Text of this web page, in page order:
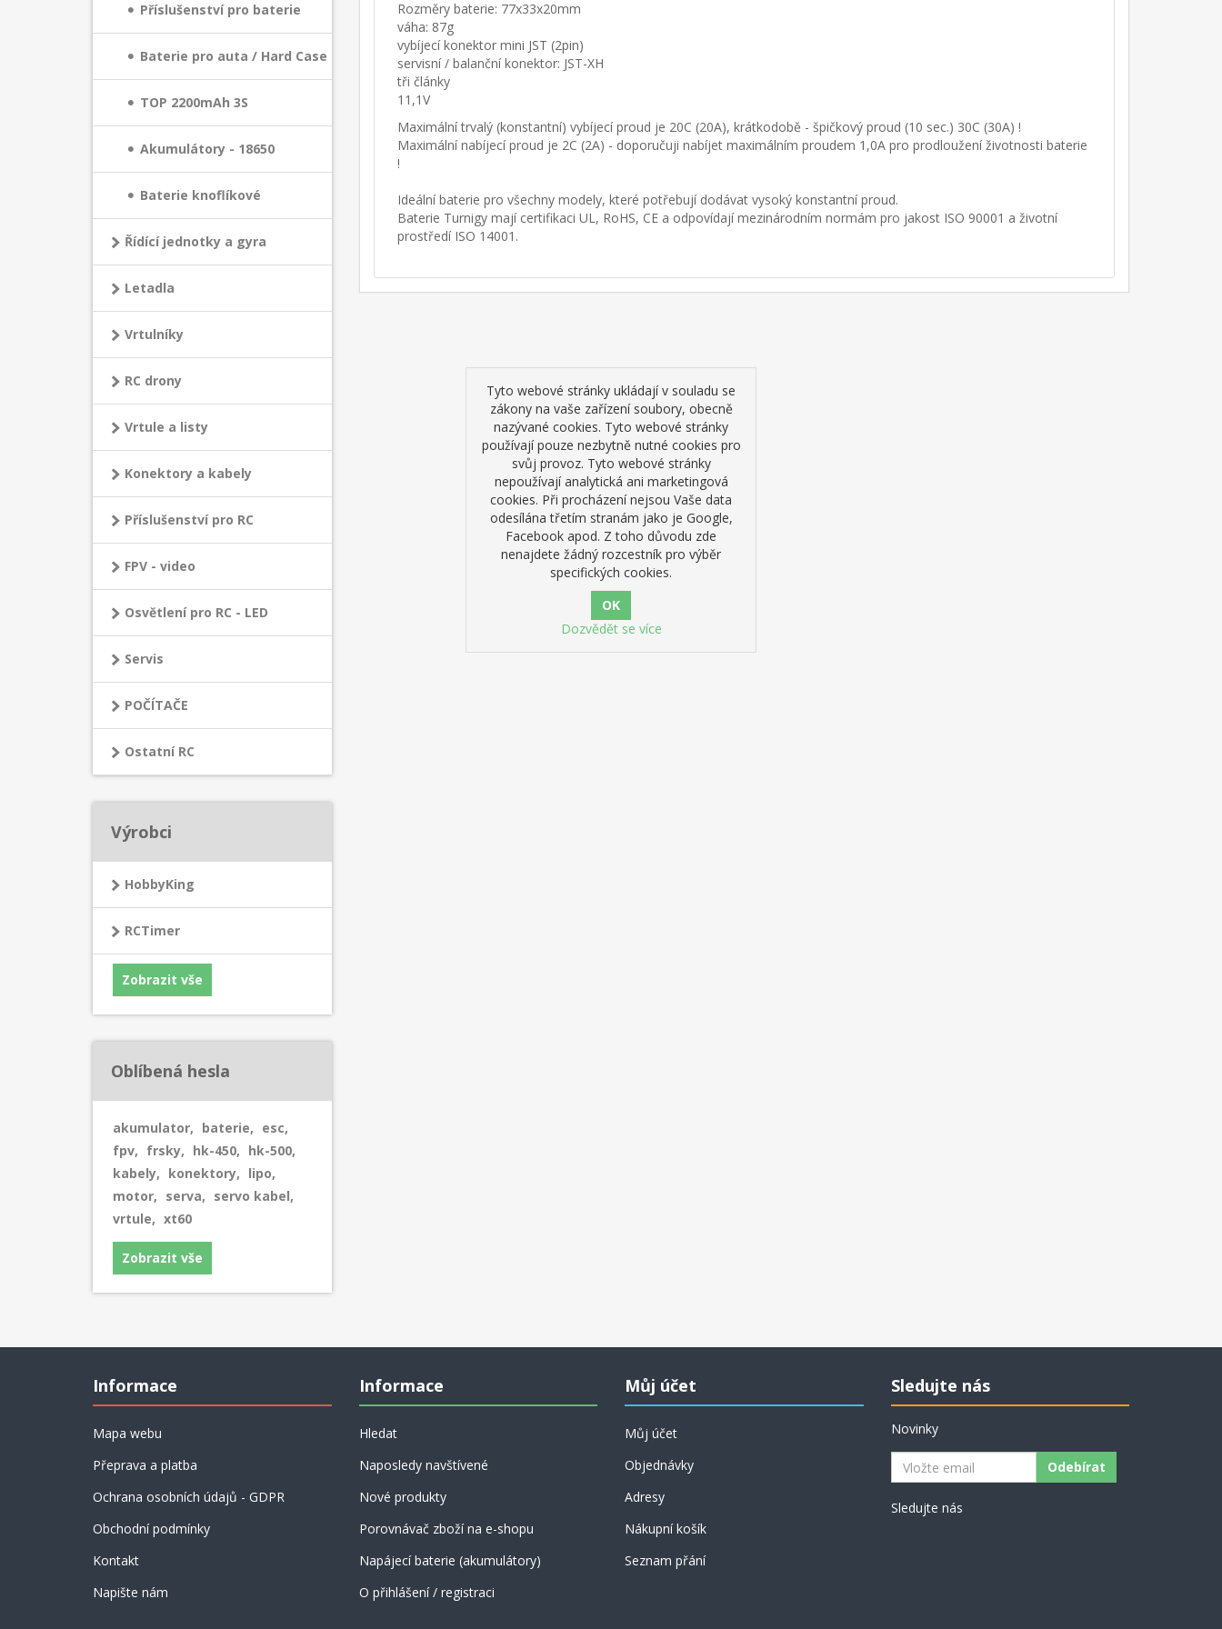
Příslušenství pro baterie
Baterie pro auta / Hard Case
TOP 2200mAh 3S
Akumulátory - 18650
Baterie knoflíkové
Řídící jednotky a gyra
Letadla
Vrtulníky
RC drony
Vrtule a listy
Konektory a kabely
Příslušenství pro RC
FPV - video
Osvětlení pro RC - LED
Servis
POČÍTAČE
Ostatní RC
Výrobci
HobbyKing
RCTimer
Zobrazit vše
Oblíbená hesla
akumulator, baterie, esc,
fpv, frsky, hk-450, hk-500,
kabely, konektory, lipo,
motor, serva, servo kabel,
vrtule, xt60
Zobrazit vše
Rozměry baterie: 77x33x20mm
váha: 87g
vybíjecí konektor mini JST (2pin)
servisní / balanční konektor: JST-XH
tři články
11,1V
Maximální trvalý (konstantní) vybíjecí proud je 20C (20A), krátkodobě - špičkový proud (10 sec.) 30C (30A) !
Maximální nabíjecí proud je 2C (2A) - doporučuji nabíjet maximálním proudem 1,0A pro prodloužení životnosti baterie
!
Ideální baterie pro všechny modely, které potřebují dodávat vysoký konstantní proud.
Baterie Turnigy mají certifikaci UL, RoHS, CE a odpovídají mezinárodním normám pro jakost ISO 90001 a životní
prostředí ISO 14001.
Informace
Mapa webu
Přeprava a platba
Ochrana osobních údajů - GDPR
Obchodní podmínky
Kontakt
Napište nám
Informace
Hledat
Naposledy navštívené
Nové produkty
Porovnávač zboží na e-shopu
Napájecí baterie (akumulátory)
O přihlášení / registraci
Můj účet
Můj účet
Objednávky
Adresy
Nákupní košík
Seznam přání
Sledujte nás
Novinky
Odebírat
Sledujte nás
Tyto webové stránky ukládají v souladu se
zákony na vaše zařízení soubory, obecně
nazývané cookies. Tyto webové stránky
používají pouze nezbytně nutné cookies pro
svůj provoz. Tyto webové stránky
nepoužívají analytická ani marketingová
cookies. Při procházení nejsou Vaše data
odesílána třetím stranám jako je Google,
Facebook apod. Z toho důvodu zde
nenajdete žádný rozcestník pro výběr
specifických cookies.
Dozvědět se více